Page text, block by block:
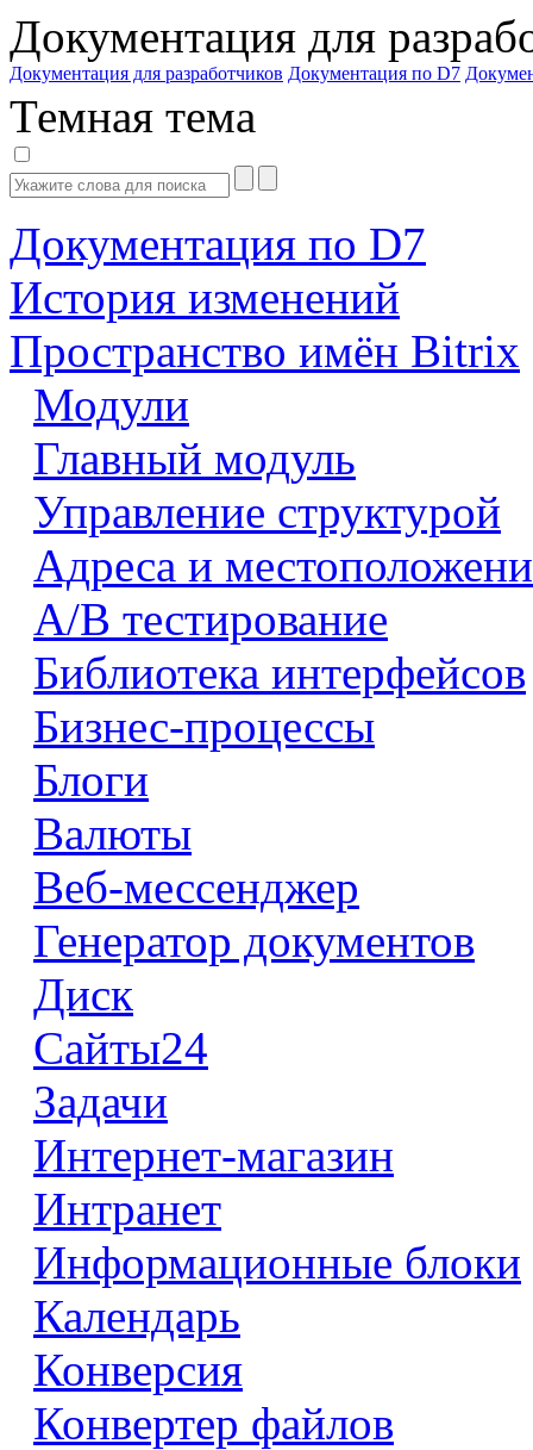
Документация для
Документация для разработчиков Документация по D7
Темная тема
Документация по D7
История изменений
Пространство имён Bitrix
Модули
Главный модуль
Управление структурой
Адреса и
А/В тестирование
Библиотека интерфейсов
Бизнес-процессы
Блоги
Валюты
Веб-мессенджер
Генератор документов
Диск
Сайты24
Задачи
Интернет-магазин
Интранет
Информационные блоки
Календарь
Конверсия
Конвертер файлов